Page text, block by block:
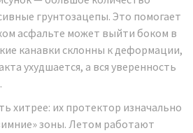
грунтозацепы. Это помогает
асфальте может выйти боком в
канавки склонны к деформации,
ухудшается, а вся уверенность
хитрее: их протектор изначально
зоны. Летом работают